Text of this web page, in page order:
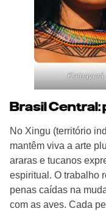
Kamayurá
Brasil Central:
No Xingu (território
mantêm viva a arte
araras e tucanos
espiritual. O trabalho
penas caídas na
com as aves. Cada